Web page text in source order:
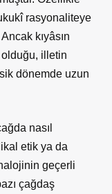
rasyonaliteye
kıyâsın
olduğu, illetin
dönemde uzun
nasıl
etik ya da
geçerli
çağdaş